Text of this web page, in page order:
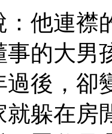
：他連襟
的大男
過後，卻
躲在房